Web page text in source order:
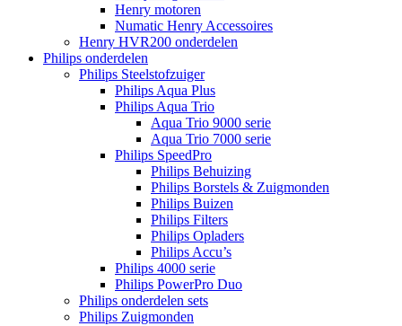
Henry motoren
Numatic Henry Accessoires
Henry HVR200 onderdelen
Philips onderdelen
Philips Steelstofzuiger
Philips Aqua Plus
Philips Aqua Trio
Aqua Trio 9000 serie
Aqua Trio 7000 serie
Philips SpeedPro
Philips Behuizing
Philips Borstels & Zuigmonden
Philips Buizen
Philips Filters
Philips Opladers
Philips Accu’s
Philips 4000 serie
Philips PowerPro Duo
Philips onderdelen sets
Philips Zuigmonden